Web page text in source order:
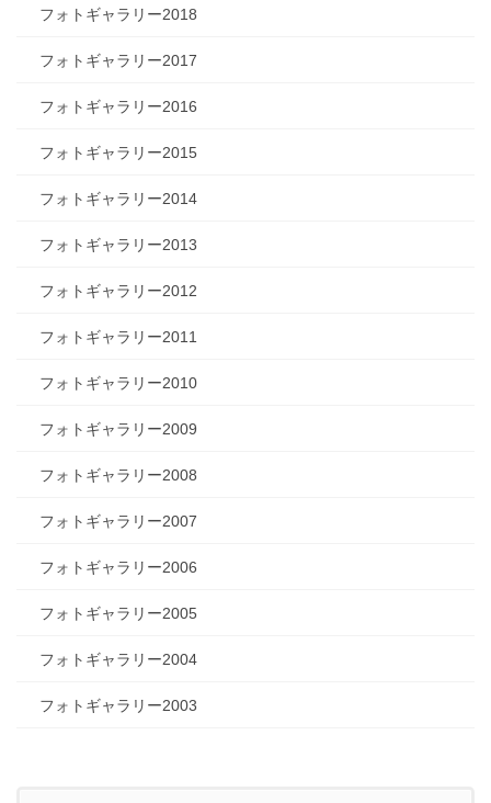
フォトギャラリー2018
フォトギャラリー2017
フォトギャラリー2016
フォトギャラリー2015
フォトギャラリー2014
フォトギャラリー2013
フォトギャラリー2012
フォトギャラリー2011
フォトギャラリー2010
フォトギャラリー2009
フォトギャラリー2008
フォトギャラリー2007
フォトギャラリー2006
フォトギャラリー2005
フォトギャラリー2004
フォトギャラリー2003